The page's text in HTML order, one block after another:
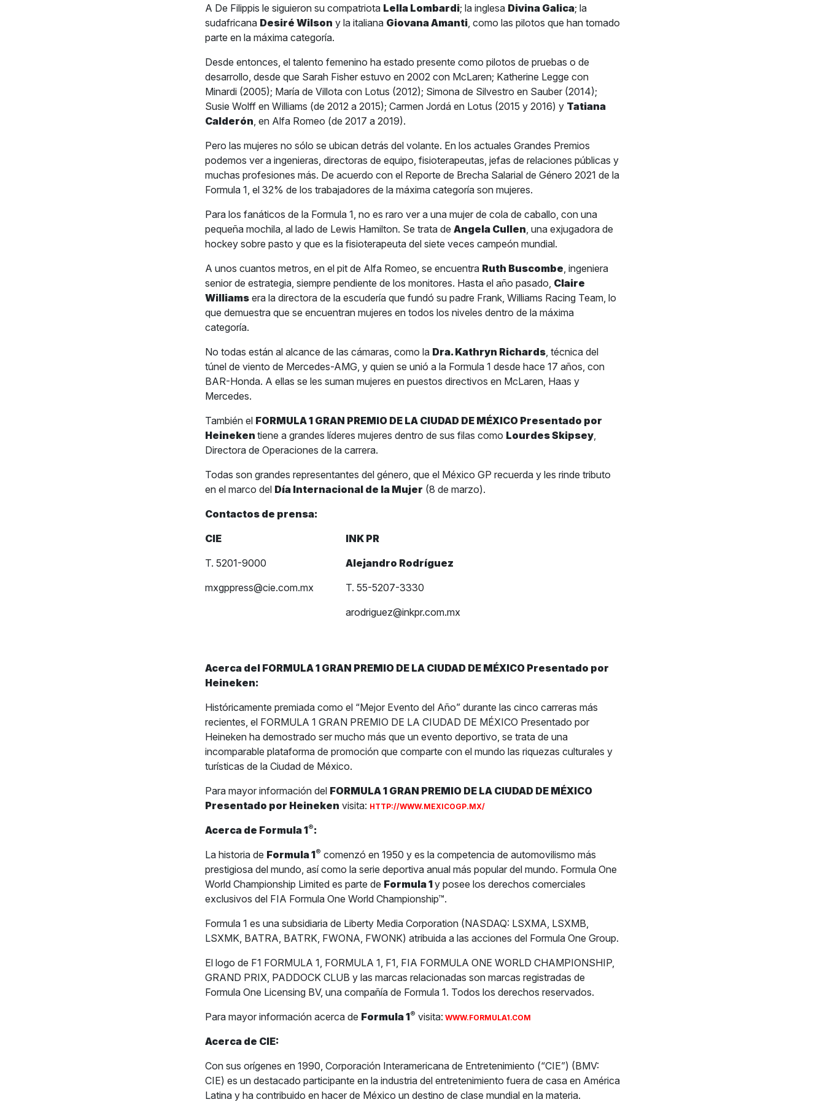
A De Filippis le siguieron su compatriota Lella Lombardi; la inglesa Divina Galica; la
sudafricana Desiré Wilson y la italiana Giovana Amanti, como las pilotos que han tomado
parte en la máxima categoría.
Desde entonces, el talento femenino ha estado presente como pilotos de pruebas o de
desarrollo, desde que Sarah Fisher estuvo en 2002 con McLaren; Katherine Legge con
Minardi (2005); María de Villota con Lotus (2012); Simona de Silvestro en Sauber (2014);
Susie Wolff en Williams (de 2012 a 2015); Carmen Jordá en Lotus (2015 y 2016) y Tatiana
Calderón, en Alfa Romeo (de 2017 a 2019).
Pero las mujeres no sólo se ubican detrás del volante. En los actuales Grandes Premios
podemos ver a ingenieras, directoras de equipo, fisioterapeutas, jefas de relaciones públicas y
muchas profesiones más. De acuerdo con el Reporte de Brecha Salarial de Género 2021 de la
Formula 1, el 32% de los trabajadores de la máxima categoría son mujeres.
Para los fanáticos de la Formula 1, no es raro ver a una mujer de cola de caballo, con una
pequeña mochila, al lado de Lewis Hamilton. Se trata de Angela Cullen, una exjugadora de
hockey sobre pasto y que es la fisioterapeuta del siete veces campeón mundial.
A unos cuantos metros, en el pit de Alfa Romeo, se encuentra Ruth Buscombe, ingeniera
senior de estrategia, siempre pendiente de los monitores. Hasta el año pasado, Claire
Williamsera la directora de la escudería que fundó su padre Frank, Williams Racing Team, lo
que demuestra que se encuentran mujeres en todos los niveles dentro de la máxima
categoría.
No todas están al alcance de las cámaras, como la Dra. Kathryn Richards, técnica del
túnel de viento de Mercedes-AMG, y quien se unió a la Formula 1 desde hace 17 años, con
BAR-Honda. A ellas se les suman mujeres en puestos directivos en McLaren, Haas y
Mercedes.
También el FORMULA 1 GRAN PREMIO DE LA CIUDAD DE MÉXICO Presentado por
Heineken tiene a grandes líderes mujeres dentro de sus filas como Lourdes Skipsey,
Directora de Operaciones de la carrera.
Todas son grandes representantes del género, que el México GP recuerda y les rinde tributo
en el marco del Día Internacional de la Mujer (8 de marzo).
Contactos de prensa:
CIE
T. 5201-9000
mxgppress@cie.com.mx
INK PR
Alejandro Rodríguez
T. 55-5207-3330
arodriguez@inkpr.com.mx
Acerca del FORMULA 1 GRAN PREMIO DE LA CIUDAD DE MÉXICO Presentado por
Heineken:
Históricamente premiada como el “Mejor Evento del Año” durante las cinco carreras más
recientes, el FORMULA 1 GRAN PREMIO DE LA CIUDAD DE MÉXICO Presentado por
Heineken ha demostrado ser mucho más que un evento deportivo, se trata de una
incomparable plataforma de promoción que comparte con el mundo las riquezas culturales y
turísticas de la Ciudad de México.
Para mayor información del FORMULA 1 GRAN PREMIO DE LA CIUDAD DE MÉXICO
Presentado por Heineken visita: HTTP://WWW.MEXICOGP.MX/
Acerca de Formula 1®:
La historia de Formula 1® comenzó en 1950 y es la competencia de automovilismo más
prestigiosa del mundo, así como la serie deportiva anual más popular del mundo. Formula One
World Championship Limited es parte de Formula 1y posee los derechos comerciales
exclusivos del FIA Formula One World Championship™.
Formula 1 es una subsidiaria de Liberty Media Corporation (NASDAQ: LSXMA, LSXMB,
LSXMK, BATRA, BATRK, FWONA, FWONK) atribuida a las acciones del Formula One Group.
El logo de F1 FORMULA 1, FORMULA 1, F1, FIA FORMULA ONE WORLD CHAMPIONSHIP,
GRAND PRIX, PADDOCK CLUB y las marcas relacionadas son marcas registradas de
Formula One Licensing BV, una compañía de Formula 1. Todos los derechos reservados.
Para mayor información acerca de Formula 1® visita: WWW.FORMULA1.COM
Acerca de CIE:
Con sus orígenes en 1990, Corporación Interamericana de Entretenimiento (“CIE”) (BMV:
CIE) es un destacado participante en la industria del entretenimiento fuera de casa en América
Latina y ha contribuido en hacer de México un destino de clase mundial en la materia.